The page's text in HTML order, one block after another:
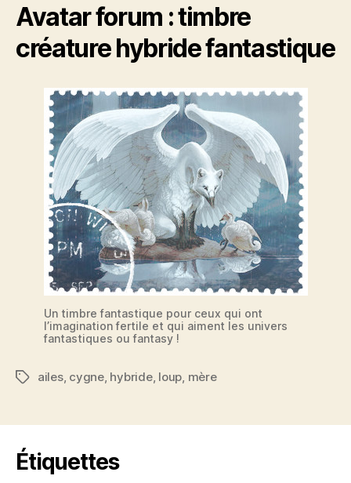
Avatar forum : timbre
créature hybride fantastique
Un timbre fantastique pour ceux qui ont
l’imagination fertile et qui aiment les univers
fantastiques ou fantasy !
Étiquettes
ailes, cygne, hybride, loup mère
Étiquettes